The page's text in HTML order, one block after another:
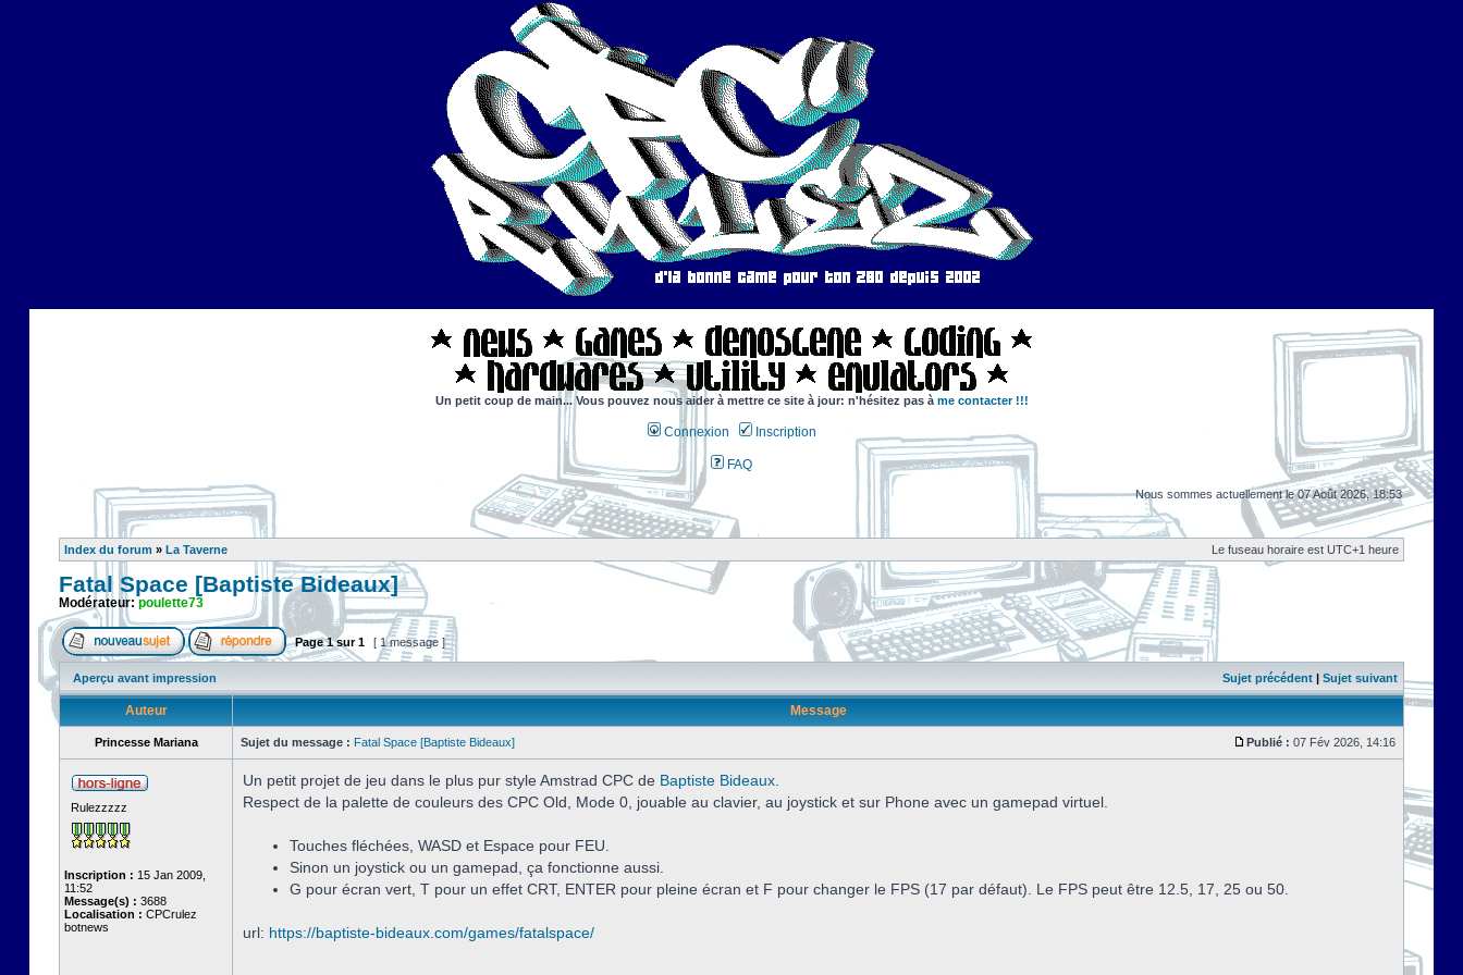
Un petit coup de main... Vous pouvez nous aider à mettre ce site à jour: n'hésitez pas à me contacter !!!
Connexion Inscription
FAQ
Nous sommes actuellement le 07 Août 2026, 18:53
Index du forum » La Taverne Le fuseau horaire est UTC+1 heure
Fatal Space [Baptiste Bideaux]
Modérateur: poulette73
Page1sur1 [ 1 message ]
Aperçu avant impression Sujet précédent | Sujet suivant
Auteur Message
Princesse Mariana Sujet du message : Fatal Space [Baptiste Bideaux] Publié : 07 Fév 2026, 14:16
Rulezzzzz
Inscription : 15 Jan 2009,
11:52
Message(s) : 3688
Localisation : CPCrulez
botnews
Un petit projet de jeu dans le plus pur style Amstrad CPC de Baptiste Bideaux
Respect de la palette de couleurs des CPC Old, Mode 0, jouable au clavier, au joystick et sur Phone avec un gamepad virtuel.
Touches fléchées, WASD et Espace pour FEU.
Sinon un joystick ou un gamepad, ça fonctionne aussi.
G pour écran vert, T pour un effet CRT, ENTER pour pleine écran et F pour changer le FPS (17 par défaut). Le FPS peut être 12.5, 17, 25 ou 50.
url: https://baptiste-bideaux.com/games/fatalspace/